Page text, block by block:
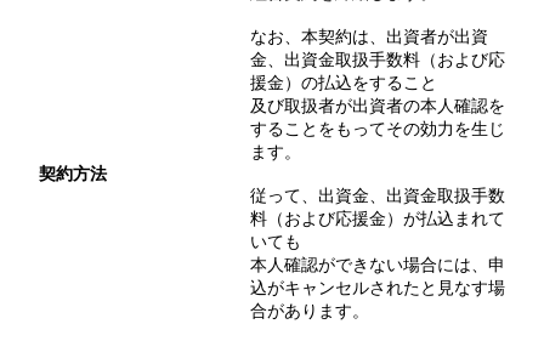
契約方法
なお、本契約は、出資者が出資
金、出資金取扱手数料（および応
援金）の払込をすること
及び取扱者が出資者の本人確認を
することをもってその効力を生じ
ます。
従って、出資金、出資金取扱手数
料（および応援金）が払込まれて
いても
本人確認ができない場合には、申
込がキャンセルされたと見なす場
合があります。